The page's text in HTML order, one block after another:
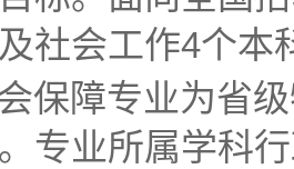
社会工作4个本
保障专业为省
专业所属学科